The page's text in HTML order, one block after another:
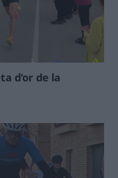
d’or de la